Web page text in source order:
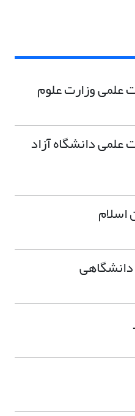
علمی وزارت علوم
علمی دانشگاه آزاد
اسلام
دانشگاهی